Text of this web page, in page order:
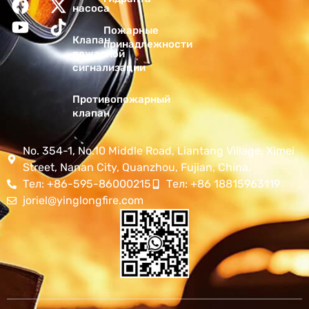
насоса
Клапан
пожарной
сигнализации
Противопожарный
клапан
Пожарные
принадлежности
No. 354-1, No.10 Middle Road, Liantang Village, Ximei
Street, Nanan City, Quanzhou, Fujian, China.
Тел: +86-595-86000215
Тел: +86 18815963119
joriel@yinglongfire.com